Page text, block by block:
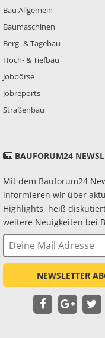
Bau Allgemein
Baumaschinen
Berg- & Tagebau
Hoch- & Tiefbau
Jobbörse
Jobreports
Straßenbau
BAUFORUM24
Mit dem Bauforum24
informieren wir über
Highlights, heiß
weitere Neuigkeiten bei
NEWSLETTER